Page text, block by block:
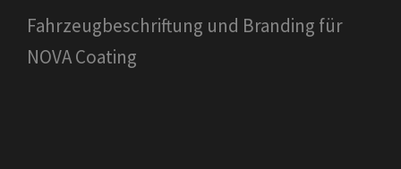
Fahrzeugbeschriftung und Branding für
NOVA Coating